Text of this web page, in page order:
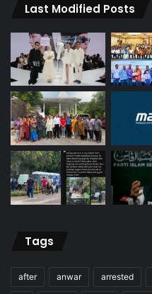
Last Modified Posts
Tags
after anwar arrested